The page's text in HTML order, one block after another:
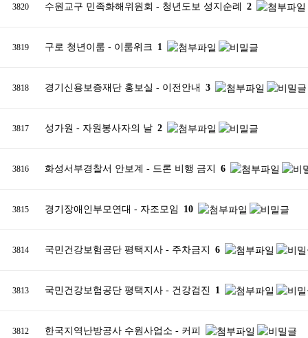
3820 수원교구 민족화해위원회 - 청년도보 성지순례 2
3819 구로 청년이룸 - 이룸위크 1
3818 경기신용보증재단 홍보실 - 이전안내 3
3817 성가원 - 자원봉사자의 날 2
3816 화성서부경찰서 안보계 - 드론 비행 금지 6
3815 경기장애인부모연대 - 자조모임 10
3814 국민건강보험공단 평택지사 - 주차금지 6
3813 국민건강보험공단 평택지사 - 건강검진 1
3812 한국지역난방공사 수원사업소 - 커피